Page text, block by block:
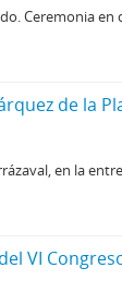
Ceremonia
en la